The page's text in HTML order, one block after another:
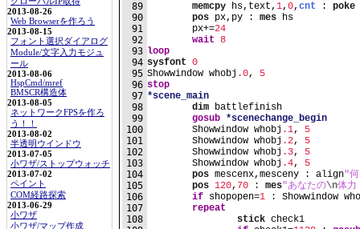
2013-08-26
Web Browserを作ろう
2013-08-15
フォント選択ダイアログ
Module/文字入力モジュ
ール
2013-08-06
HspCmd/mref
BMSCR構造体
2013-08-05
ネットワークFPSを作ろ
う！！
2013-08-02
半透明ウインドウ
2013-07-05
小ワザ/ストップウォッチ
2013-07-02
ペイント
COM経路探索
2013-06-29
小ワザ
小ワザ/マップ作成
89
90
91
92
93
94
95
96
97
98
99
100
101
102
103
104
105
106
107
108
memcpy hs,text, 1, 0, cnt : poke
pos px,py : mes hs
	px+=
24
wait 8
loop
sysfont 0
Showwindow whobj .0, 5
stop
*scene_main
dim battlefinish
gosub *scenechange_begin
	Showwindow whobj
.1, 5
	Showwindow whobj
.2, 5
	Showwindow whobj
.3, 5
	Showwindow whobj
.4, 5
pos mescenx,mesceny : align"
pos 120, 70 : mes"あなたの\n体力
if shopopen=1 : Showwindow
repeat
stick check1